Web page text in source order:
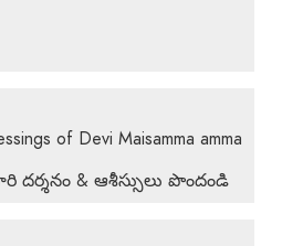
of Devi Maisamma amma
& ఆశీస్సులు పొందండి